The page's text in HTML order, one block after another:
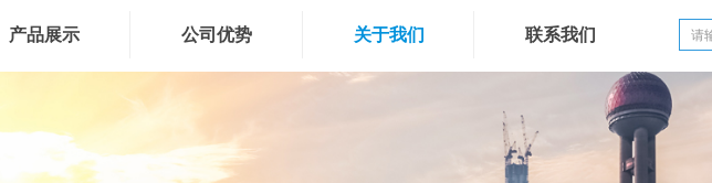
产品展示 公司优势 关于我们 联系我们
产品展示